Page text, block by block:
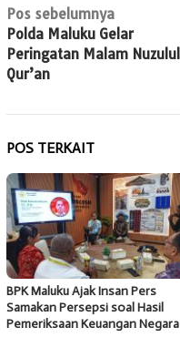
Navigasi
pos
Pos sebelumnya
Polda Maluku Gelar
Peringatan Malam Nuzulul
Qur’an
POS TERKAIT
BPK Maluku Ajak Insan Pers
Samakan Persepsi soal Hasil
Pemeriksaan Keuangan Negara